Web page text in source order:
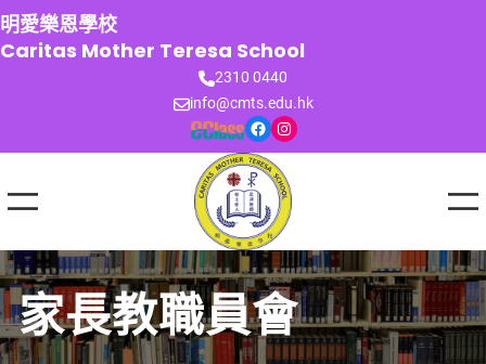
跳
至
主
明愛樂恩學校
Caritas Mother Teresa School
2310 0440
info@cmts.edu.hk
Facebook Instagram
家長教職員會